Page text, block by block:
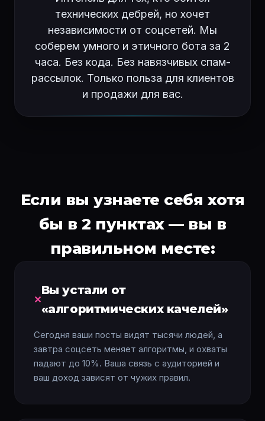
технических дебрей, но хочет
независимости от соцсетей. Мы
соберем умного и этичного бота за 2
часа. Без кода. Без навязчивых спам-
рассылок. Только польза для клиентов
и продажи для вас.
Если вы узнаете себя хотя
бы в 2 пунктах — вы в
правильном месте:
Вы устали от
«алгоритмических качелей»
Сегодня ваши посты видят тысячи людей, а
завтра соцсеть меняет алгоритмы, и охваты
падают до 10%. Ваша связь с аудиторией и
ваш доход зависят от чужих правил.